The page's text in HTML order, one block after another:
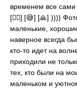
временем все сами
[🤷‍♀] [😅] [🙏] ))))
маленькие,
наверное всегда
кто-то идет на
приходили не
тех, кто были на
маленьком и